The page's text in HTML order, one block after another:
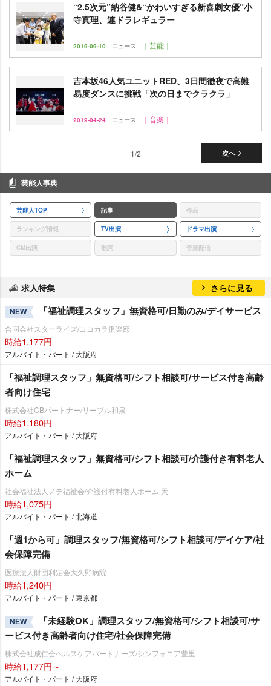
“2.5次元”納谷健&“かわいすぎる新喜劇女優”小
寺真理、連ドラレギュラー
2019-09-10 ニュース ｜芸能｜
吉本坂46人気ユニットRED、3日間徹夜で高難
易度ダンスに挑戦「次の日までクラクラ」
2019-04-24 ニュース ｜音楽｜
次へ
1/2
芸能人事典
芸能人TOP 記事 作品
ランキング情報 TV出演 ドラマ出演
CM出演 歌詞 音楽配信
求人特集 さらに見る
NEW 「福祉調理スタッフ」無資格可/日勤のみ/デイサービス
合同会社スターライズ/ココカラ俱楽部
時給1,177円
アルバイト・パート / 大阪府
「福祉調理スタッフ」無資格可/シフト相談可/サービス付き高齢
者向け住宅
株式会社CBパートナー/リーブル和泉
時給1,180円
アルバイト・パート / 大阪府
「福祉調理スタッフ」無資格可/シフト相談可/介護付き有料老人
ホーム
社会福祉法人ノテ福祉会/介護付有料老人ホーム 天
時給1,075円
アルバイト・パート / 北海道
「週1から可」調理スタッフ/無資格可/シフト相談可/デイケア/社
会保障完備
医療法人財団利定会大久野病院
時給1,240円
アルバイト・パート / 東京都
NEW
「未経験OK」調理スタッフ/無資格可/シフト相談可/サ
ービス付き高齢者向け住宅/社会保障完備
株式会社成仁会ヘルスケアパートナーズ/シンフォニア豊里
時給1,177円～
アルバイト・パート / 大阪府